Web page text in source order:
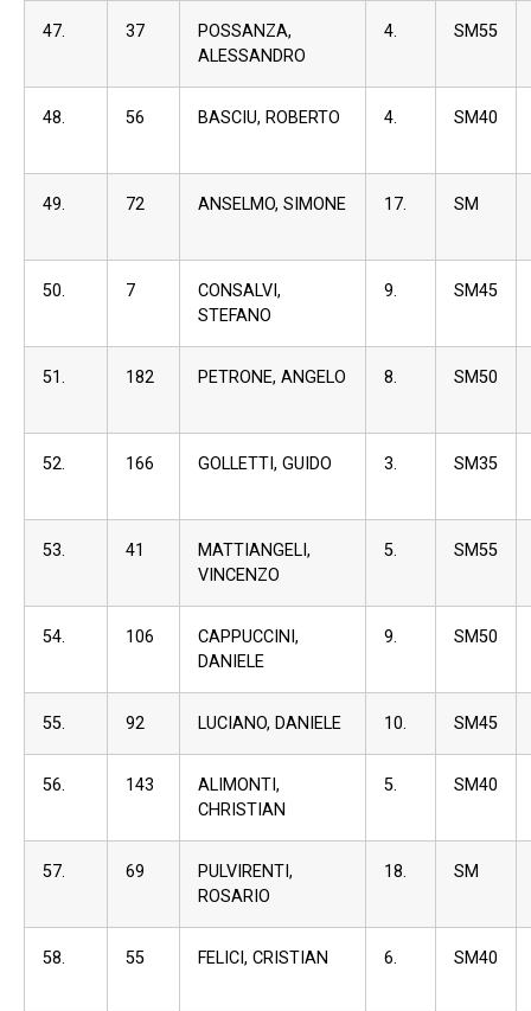
47. 37
POSSANZA,
ALESSANDRO
4. SM55
48. 56 BASCIU, ROBERTO 4. SM40
49. 72 ANSELMO, SIMONE 17. SM
50. 7
CONSALVI,
STEFANO
9. SM45
51. 182 PETRONE, ANGELO 8. SM50
52. 166 GOLLETTI, GUIDO 3. SM35
53. 41
MATTIANGELI,
VINCENZO
5. SM55
54. 106
CAPPUCCINI,
DANIELE
9. SM50
55. 92 LUCIANO, DANIELE 10. SM45
56. 143
ALIMONTI,
CHRISTIAN
5. SM40
57. 69
PULVIRENTI,
ROSARIO
18. SM
58. 55 FELICI, CRISTIAN 6. SM40